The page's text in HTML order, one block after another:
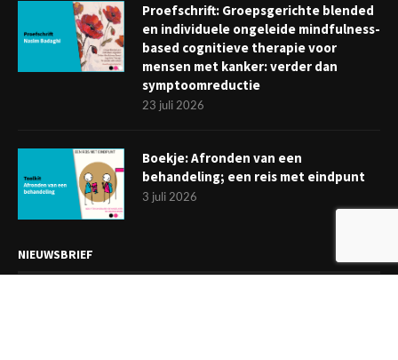
Proefschrift: Groepsgerichte blended
en individuele ongeleide mindfulness-
based cognitieve therapie voor
mensen met kanker: verder dan
symptoomreductie
23 juli 2026
Boekje: Afronden van een
behandeling; een reis met eindpunt
3 juli 2026
NIEUWSBRIEF